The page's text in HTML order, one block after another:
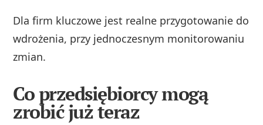
Dla firm kluczowe jest realne przygotowanie do
wdrożenia, przy jednoczesnym monitorowaniu
zmian.
Co przedsiębiorcy mogą
zrobić już teraz